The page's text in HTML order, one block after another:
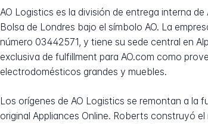
AO Logistics es la división de entrega interna
Bolsa de Londres bajo el símbolo AO. La
número 03442571, y tiene su sede central en
exclusiva de fulfillment para AO.com como
electrodomésticos grandes y muebles.
Los orígenes de AO Logistics se remontan a la
original Appliances Online. Roberts construyó